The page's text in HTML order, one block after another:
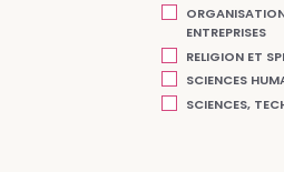
ENTREPRISES
RELIGION ET
SCIENCES
SCIENCES,